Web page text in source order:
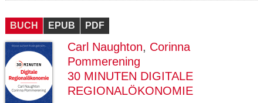
BUCH EPUB PDF
Carl Naughton, Corinna
Pommerening
30 MINUTEN DIGITALE
REGIONALÖKONOMIE